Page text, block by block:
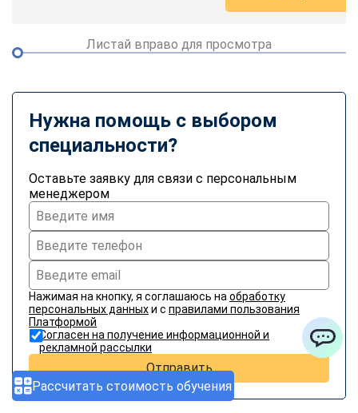
Рассчитать стоимость обучения
Листай вправо для просмотра
Нужна помощь с выбором
специальности?
Оставьте заявку для связи с персональным
менеджером
Нажимая на кнопку, я соглашаюсь на обработку
персональных данныхи с правилами пользования
Платформой
Согласен на получение информационной и
рекламной рассылки
Отправить